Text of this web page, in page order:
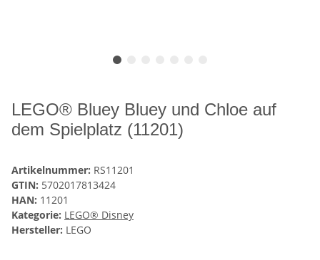
LEGO® Bluey Bluey und Chloe auf
dem Spielplatz (11201)
Artikelnummer: RS11201
GTIN: 5702017813424
HAN: 11201
Kategorie: LEGO® Disney
Hersteller: LEGO